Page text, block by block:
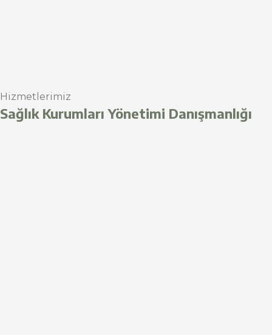
Hizmetlerimiz
Sağlık Kurumları Yönetimi Danışmanlığı